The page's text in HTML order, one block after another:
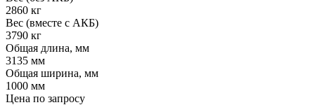
2860 кг
Вес (вместе с АКБ)
3790 кг
Общая длина, мм
3135 мм
Общая ширина, мм
1000 мм
Цена по запросу